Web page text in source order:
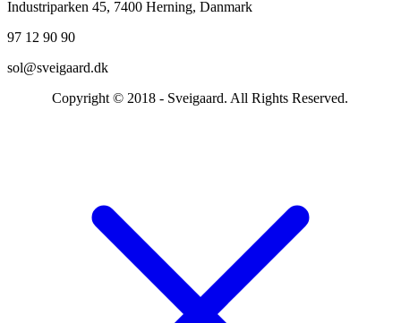
Industriparken 45, 7400 Herning, Danmark
97 12 90 90
sol@sveigaard.dk
Copyright © 2018 - Sveigaard. All Rights Reserved.